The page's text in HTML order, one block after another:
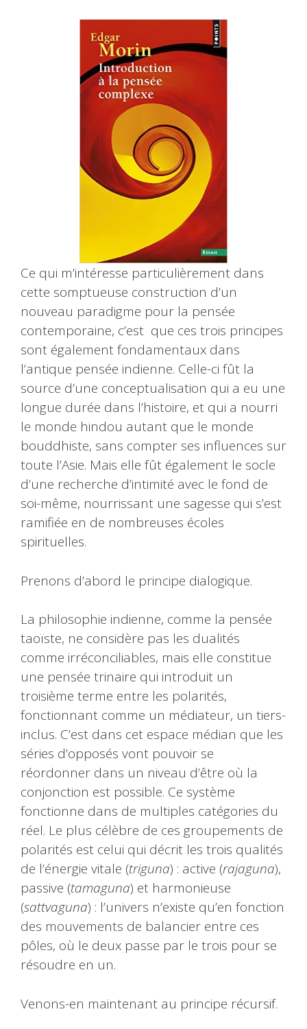
Ce qui m’intéresse particulièrement dans
cette somptueuse construction d’un
nouveau paradigme pour la pensée
contemporaine, c’est que ces trois principes
sont également fondamentaux dans
l’antique pensée indienne. Celle-ci fût la
source d’une conceptualisation qui a eu une
longue durée dans l’histoire, et qui a nourri
le monde hindou autant que le monde
bouddhiste, sans compter ses influences sur
toute l’Asie. Mais elle fût également le socle
d’une recherche d’intimité avec le fond de
soi-même, nourrissant une sagesse qui s’est
ramifiée en de nombreuses écoles
spirituelles.
Prenons d’abord le principe dialogique.
La philosophie indienne, comme la pensée
taoïste, ne considère pas les dualités
comme irréconciliables, mais elle constitue
une pensée trinaire qui introduit un
troisième terme entre les polarités,
fonctionnant comme un médiateur, un tiers-
inclus. C’est dans cet espace médian que les
séries d’opposés vont pouvoir se
réordonner dans un niveau d’être où la
conjonction est possible. Ce système
fonctionne dans de multiples catégories du
réel. Le plus célèbre de ces groupements de
polarités est celui qui décrit les trois qualités
de l’énergie vitale (triguna) : active (rajaguna),
passive (tamaguna) et harmonieuse
(sattvaguna) : l’univers n’existe qu’en fonction
des mouvements de balancier entre ces
pôles, où le deux passe par le trois pour se
résoudre en un.
Venons-en maintenant au principe récursif.